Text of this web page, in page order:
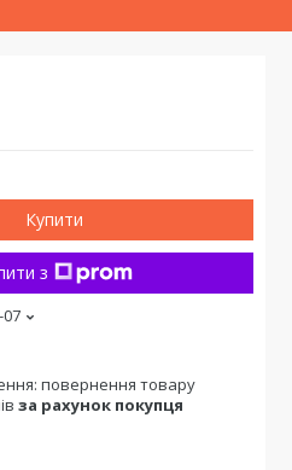
Купити
з
07
повернення товару
за рахунок покупця